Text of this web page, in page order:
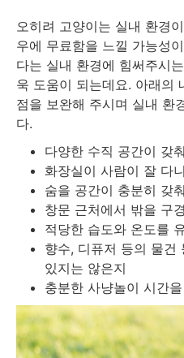
오히려 고양이는 실내 환경
우에 무료함을 느낄 가능성
다는 실내 환경에 힘써주시
욱 도움이 되는데요. 아래의
점을 보완해 주시며 실내 환
다.
다양한 수직 공간이 갖
화장실이 사람이 잘 다
숨을 공간이 충분히 갖
창문 근처에서 밖을 구
적당한 습도와 온도를
향수, 디퓨저 등의 물건
있지는 않은지
충분한 사냥놀이 시간